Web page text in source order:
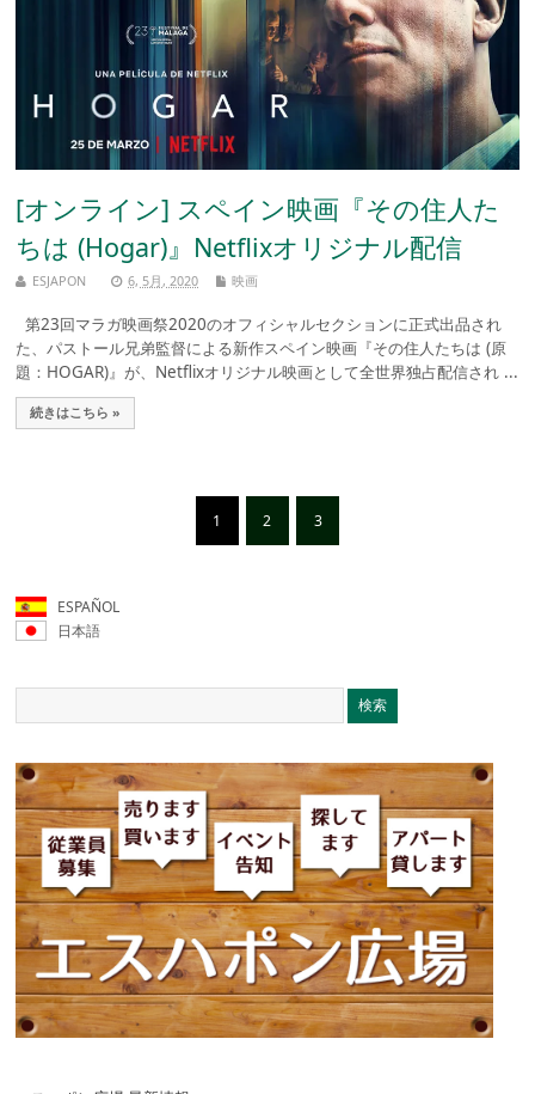
[オンライン] スペイン映画『その住人た
ちは (Hogar)』Netflixオリジナル配信
ESJAPON 6, 5月, 2020 映画
第23回マラガ映画祭2020のオフィシャルセクションに正式出品され
た、パストール兄弟監督による新作スペイン映画『その住人たちは (原
題：HOGAR)』が、Netflixオリジナル映画として全世界独占配信され ...
続きはこちら »
1 2 3
ESPAÑOL
日本語